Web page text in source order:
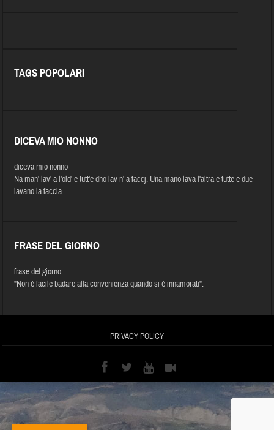
TAGS POPOLARI
DICEVA MIO NONNO
diceva mio nonno
Na man' lav' a l'old' e tutt'e dho lav n' a faccj. Una mano lava l'altra e tutte e due
lavano la faccia.
FRASE DEL GIORNO
frase del giorno
"Non è facile badare alla convenienza quando si è innamorati".
PRIVACY POLICY